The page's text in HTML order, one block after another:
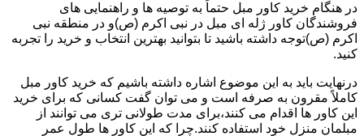
در هنگام خرید کاور مبل حتماً به توصیه ها و راهنمایی های
فروشندگان کاور ژله ای مبل در نبی اکرم (ص)و در منطقه نبی
اکرم (ص)توجه داشته باشید تا بتوانید بهترین انتخاب و خرید را تجربه
کنید.
درنهایت باید به این موضوع اشاره داشته باشیم که خرید کاور مبل
کاملاً مقرون به صرفه است و می توان گفت کسانی که برای خرید
این کاور ها اقدام می کنند،برای مدت طولانی تری می توانند از
مبلمان منزل خود استفاده کنند.چرا که این کاور ها طول عمر